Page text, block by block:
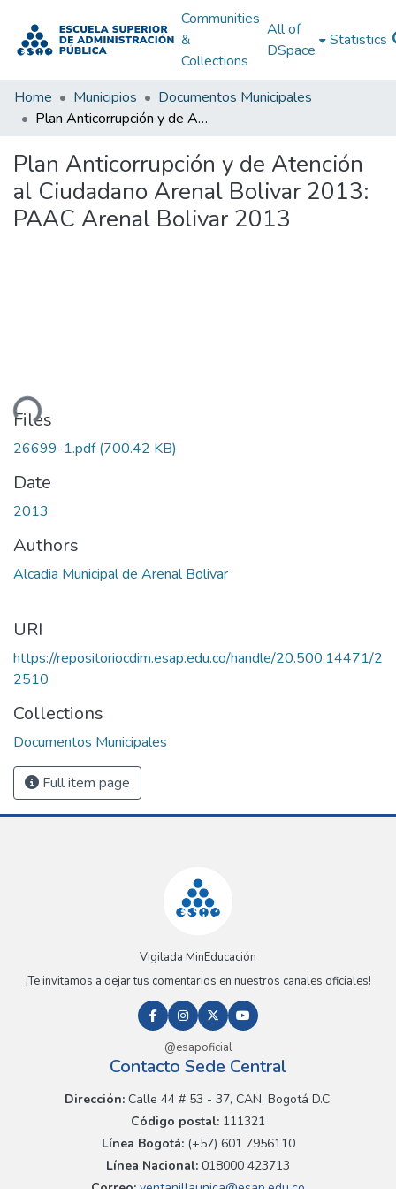
Communities
&
Collections
All of
DSpace
Statistics
Home Municipios
Documentos Municipales
Plan Anticorrupción y de Atención al Ciudadano Arenal Bolivar 2013: PAAC Arenal Bolivar 2013
Plan Anticorrupción y de Atención
al Ciudadano Arenal Bolivar 2013:
PAAC Arenal Bolivar 2013
Files
26699-1.pdf(700.42 KB)
Date
2013
Authors
Alcadia Municipal de Arenal Bolivar
URI
https://repositoriocdim.esap.edu.co/handle/20.500.14471/2
2510
Collections
Documentos Municipales
Full item page
Vigilada MinEducación
¡Te invitamos a dejar tus comentarios en nuestros canales oficiales!
@esapoficial
Contacto Sede Central
Dirección:Calle 44 # 53 - 37, CAN, Bogotá D.C.
Código postal: 111321
Línea Bogotá:(+57) 601 7956110
Línea Nacional: 018000 423713